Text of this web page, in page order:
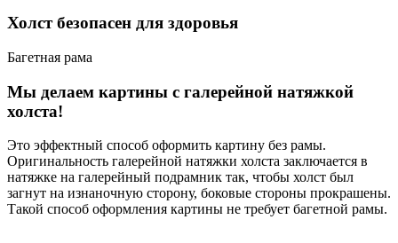
Холст безопасен для здоровья
Багетная рама
Мы делаем картины с галерейной натяжкой
холста!
Это эффектный способ оформить картину без рамы.
Оригинальность галерейной натяжки холста заключается в
натяжке на галерейный подрамник так, чтобы холст был
загнут на изнаночную сторону, боковые стороны прокрашены.
Такой способ оформления картины не требует багетной рамы.